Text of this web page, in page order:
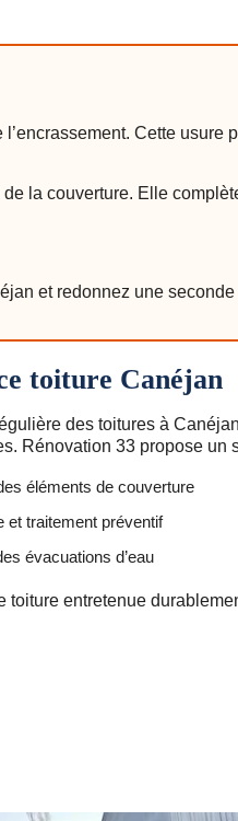
Cette usure
la couverture. Elle
et redonnez une seconde
toiture Canéjan
des toitures à
Rénovation 33 propose un
éléments de couverture
et traitement préventif
évacuations d’eau
toiture entretenue